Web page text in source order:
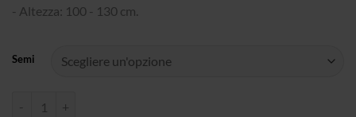
- Altezza: 100 - 130 cm.
Semi